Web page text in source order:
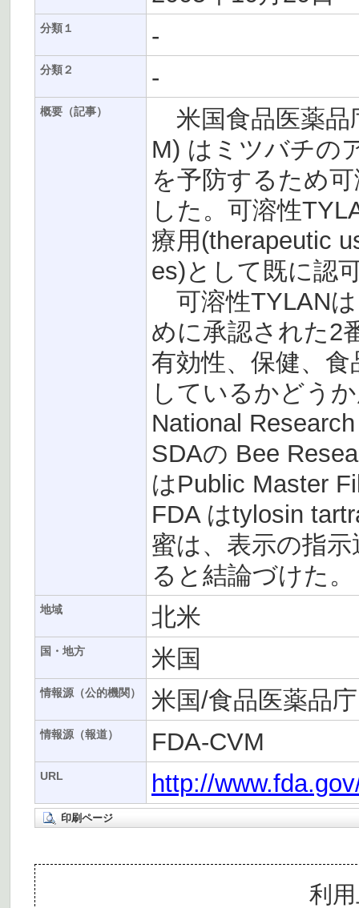
分類１ -
分類２ -
概要（記事）
米国食品医薬品
M) はミツバチの
を予防するため
した。可溶性
療用(therapeutic
es)として既に認
可溶性TYLAN
めに承認された2
有効性、保健、
しているかどう
National
SDAの Bee
はPublic Master
FDA はtylosin
蜜は、表示の指
ると結論づけた。
地域 北米
国・地方 米国
情報源（公的機関） 米国/食品医薬品
情報源（報道） FDA-CVM
URL http://
印刷ページ
利